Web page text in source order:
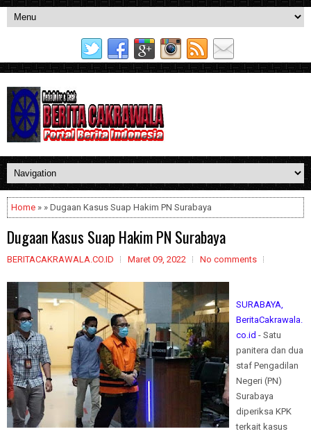
Home » » Dugaan Kasus Suap Hakim PN Surabaya
Dugaan Kasus Suap Hakim PN Surabaya
BERITACAKRAWALA.CO.ID Maret 09, 2022 No comments
SURABAYA,
BeritaCakrawala.
co.id - Satu
panitera dan dua
staf Pengadilan
Negeri (PN)
Surabaya
diperiksa KPK
terkait kasus